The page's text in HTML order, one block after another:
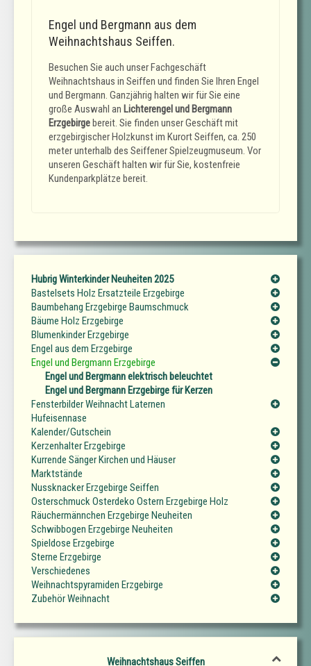
Engel und Bergmann aus dem
Weihnachtshaus Seiffen.
Besuchen Sie auch unser Fachgeschäft
Weihnachtshaus in Seiffen und finden Sie Ihren Engel
und Bergmann. Ganzjährig halten wir für Sie eine
große Auswahl an Lichterengel und Bergmann
Erzgebirge bereit. Sie finden unser Geschäft mit
erzgebirgischer Holzkunst im Kurort Seiffen, ca. 250
meter unterhalb des Seiffener Spielzeugmuseum. Vor
unseren Geschäft halten wir für Sie, kostenfreie
Kundenparkplätze bereit.
Hubrig Winterkinder Neuheiten 2025
Bastelsets Holz Ersatzteile Erzgebirge
Baumbehang Erzgebirge Baumschmuck
Bäume Holz Erzgebirge
Blumenkinder Erzgebirge
Engel aus dem Erzgebirge
Engel und Bergmann Erzgebirge
Engel und Bergmann elektrisch beleuchtet
Engel und Bergmann Erzgebirge für Kerzen
Fensterbilder Weihnacht Laternen
Hufeisennase
Kalender/Gutschein
Kerzenhalter Erzgebirge
Kurrende Sänger Kirchen und Häuser
Marktstände
Nussknacker Erzgebirge Seiffen
Osterschmuck Osterdeko Ostern Erzgebirge Holz
Räuchermännchen Erzgebirge Neuheiten
Schwibbogen Erzgebirge Neuheiten
Spieldose Erzgebirge
Sterne Erzgebirge
Verschiedenes
Weihnachtspyramiden Erzgebirge
Zubehör Weihnacht
Weihnachtshaus Seiffen